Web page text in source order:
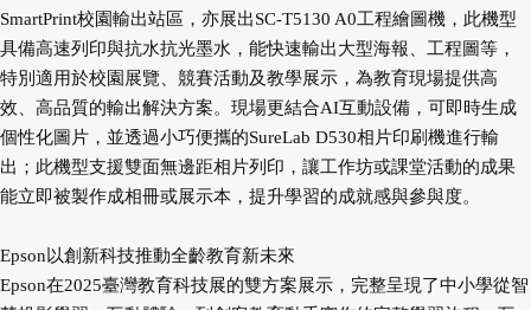
SmartPrint校園輸出站區，亦展出SC-T5130 A0工程繪圖機，此機型
具備高速列印與抗水抗光墨水，能快速輸出大型海報、工程圖等，
特別適用於校園展覽、競賽活動及教學展示，為教育現場提供高
效、高品質的輸出解決方案。現場更結合AI互動設備，可即時生成
個性化圖片，並透過小巧便攜的SureLab D530相片印刷機進行輸
出；此機型支援雙面無邊距相片列印，讓工作坊或課堂活動的成果
能立即被製作成相冊或展示本，提升學習的成就感與參與度。
Epson以創新科技推動全齡教育新未來
Epson在2025臺灣教育科技展的雙方案展示，完整呈現了中小學從智